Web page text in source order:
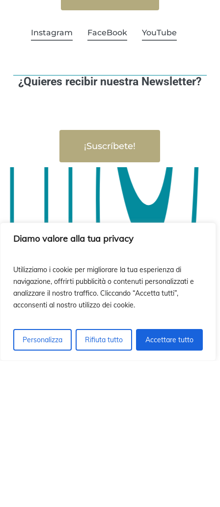
Diamo valore alla tua privacy
Utilizziamo i cookie per migliorare la tua esperienza di
navigazione, offrirti pubblicità o contenuti personalizzati e
analizzare il nostro traffico. Cliccando “Accetta tutti”,
acconsenti al nostro utilizzo dei cookie.
Personalizza Rifiuta tutto Accettare tutto
Instagram FaceBook YouTube
¿Quieres recibir nuestra Newsletter?
¡Suscríbete!